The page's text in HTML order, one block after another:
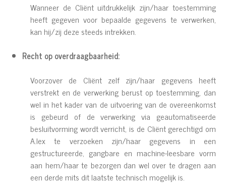
Wanneer de Cliënt uitdrukkelijk zijn/haar toestemming
heeft gegeven voor bepaalde gegevens te verwerken,
kan hij/zij deze steeds intrekken.
Recht op overdraagbaarheid:
Voorzover de Cliënt zelf zijn/haar gegevens heeft
verstrekt en de verwerking berust op toestemming, dan
wel in het kader van de uitvoering van de overeenkomst
is gebeurd of de verwerking via geautomatiseerde
besluitvorming wordt verricht, is de Cliënt gerechtigd om
A.lex te verzoeken zijn/haar gegevens in een
gestructureerde, gangbare en machine-leesbare vorm
aan hem/haar te bezorgen dan wel over te dragen aan
een derde mits dit laatste technisch mogelijk is.